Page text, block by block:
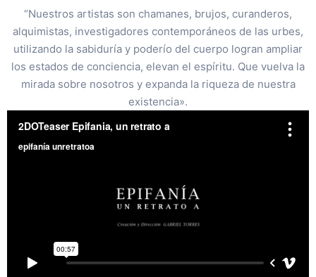
“Nuestros artistas son chamanes, brujos, curanderos,
alquimistas, investigadores contemporáneos de las urbes,
utilizando la sabiduría y poderío del cuerpo logran ampliar
los estados de conciencia, elevan el espíritu. Que vuelva la
mirada sobre nosotros y expanda la riqueza de nuestra
existencia».